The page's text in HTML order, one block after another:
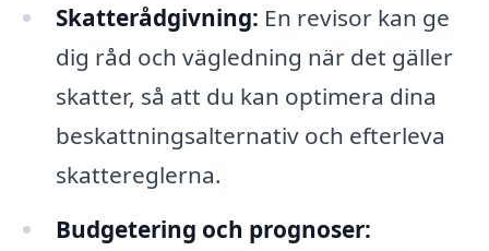
Skatterådgivning: En revisor kan ge
dig råd och vägledning när det gäller
skatter, så att du kan optimera dina
beskattningsalternativ och efterleva
skattereglerna.
Budgetering och prognoser: